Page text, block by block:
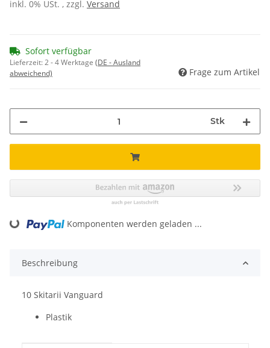
inkl. 0% USt. , zzgl. Versand
Sofort verfügbar
Lieferzeit:2 - 4 Werktage (DE - Ausland
abweichend)
Frage zum Artikel
Stk
Loading... Komponenten werden geladen ...
Beschreibung
10 Skitarii Vanguard
Plastik